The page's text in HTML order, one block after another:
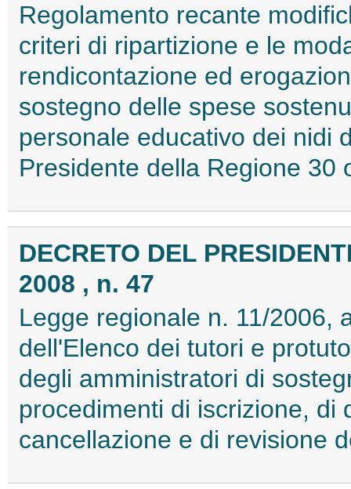
Regolamento recante
criteri di ripartizione e le
rendicontazione ed
sostegno delle spese
personale educativo dei nidi
Presidente della Regione 30
DECRETO DEL
2008 , n. 47
Legge regionale n. 11/2006,
dell'Elenco dei tutori e
degli amministratori di
procedimenti di iscrizione, di
cancellazione e di revisione